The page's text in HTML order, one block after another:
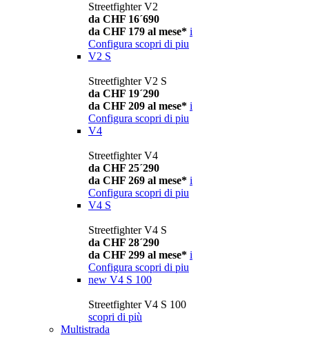
Streetfighter V2
da CHF 16´690
da CHF 179 al mese* i
Configura scopri di piu
V2 S
Streetfighter V2 S
da CHF 19´290
da CHF 209 al mese* i
Configura scopri di piu
V4
Streetfighter V4
da CHF 25´290
da CHF 269 al mese* i
Configura scopri di piu
V4 S
Streetfighter V4 S
da CHF 28´290
da CHF 299 al mese* i
Configura scopri di piu
new V4 S 100
Streetfighter V4 S 100
scopri di più
Multistrada